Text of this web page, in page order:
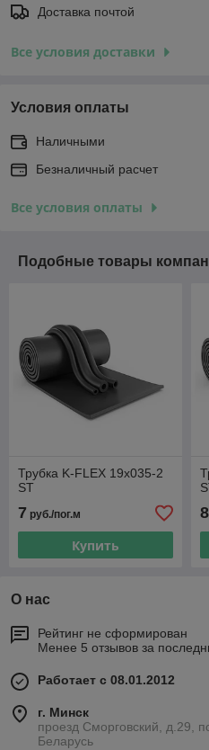
Доставка почтой
Все условия доставки
Условия оплаты
Наличными
Безналичный расчет
Все условия оплаты
Подобные товары
Трубка K-FLEX 19x035-2
ST
7 руб./пог.м
Купить
8
О нас
Рейтинг не сформирован
Менее 5 отзывов за
Работает с 08.01.2012
г. Минск
проезд Сморговский, д.29,
Беларусь